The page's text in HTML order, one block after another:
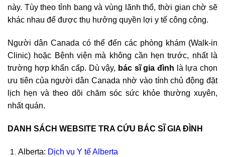
này. Tùy theo tỉnh bang và vùng lãnh thổ, thời gian chờ sẽ
khác nhau để được thụ hưởng quyền lợi y tế công cộng.
Người dân Canada có thể đến các phòng khám (Walk-in
Clinic) hoặc Bệnh viện mà không cần hẹn trước, nhất là
trường hợp khẩn cấp. Dù vậy, bác sĩ gia đình là lựa chọn
ưu tiên của người dân Canada nhờ vào tính chủ động đặt
lịch hẹn và theo dõi chăm sóc sức khỏe thường xuyên,
nhất quán.
DANH SÁCH WEBSITE TRA CỨU BÁC SĨ GIA ĐÌNH
Alberta: Dịch vụ Y tế Alberta